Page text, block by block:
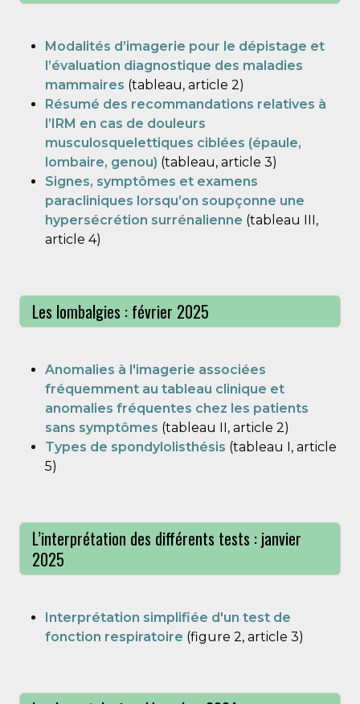
Modalités d’imagerie pour le dépistage et
l’évaluation diagnostique des maladies
mammaires (tableau, article 2)
Résumé des recommandations relatives à
l’IRM en cas de douleurs
musculosquelettiques ciblées (épaule,
lombaire, genou) (tableau, article 3)
Signes, symptômes et examens
paracliniques lorsqu’on soupçonne une
hypersécrétion surrénalienne (tableau III,
article 4)
Les lombalgies : février 2025
Anomalies à l'imagerie associées
fréquemment au tableau clinique et
anomalies fréquentes chez les patients
sans symptômes (tableau II, article 2)
Types de spondylolisthésis (tableau I, article
5)
L’interprétation des différents tests : janvier
2025
Interprétation simplifiée d'un test de
fonction respiratoire (figure 2, article 3)